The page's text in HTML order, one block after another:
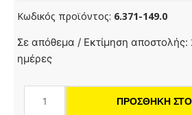
Κωδικός προϊόντος: 6.371-149.0
Σε απόθεμα / Εκτίμηση αποστολής:
ημέρες
Τσόχα
από
Μαλακό,
ΠΡΟΣΘΉΚΗ